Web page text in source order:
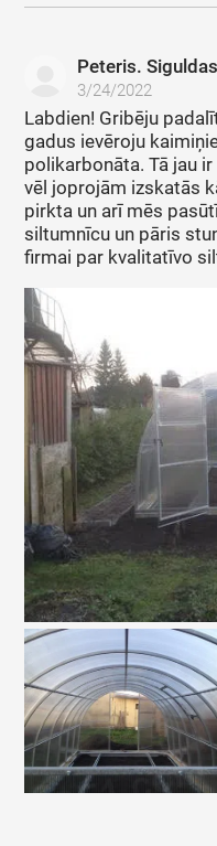
Peteris.
3/24/2022
Labdien! Gribēju
gadus ievēroju
polikarbonāta. Tā jau
vēl joprojām izskatās
pirkta un arī mēs
siltumnīcu un pāris
firmai par kvalitatīvo